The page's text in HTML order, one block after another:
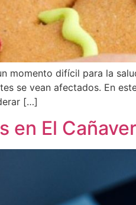
momento difícil para la
se vean afectados. En
[…]
en El